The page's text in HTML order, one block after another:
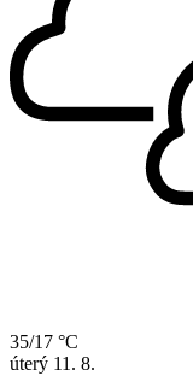
35/17 °C
úterý 11. 8.